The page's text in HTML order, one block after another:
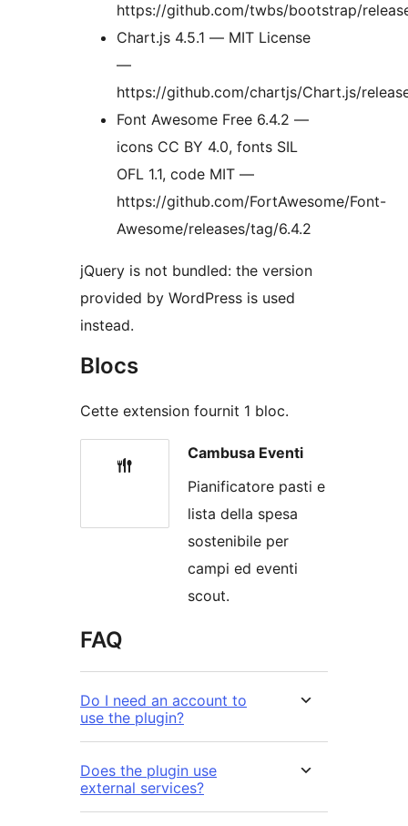
https://github.com/twbs/bootstrap/
Chart.js 4.5.1 — MIT License
—
https://github.com/chartjs/Chart.js/
Font Awesome Free 6.4.2 —
icons CC BY 4.0, fonts SIL
OFL 1.1, code MIT —
https://github.com/FortAwesome/Font-
Awesome/releases/tag/6.4.2
jQuery is not bundled: the version
provided by WordPress is used
instead.
Blocs
Cette extension fournit 1 bloc.
Cambusa Eventi
Pianificatore pasti e
lista della spesa
sostenibile per
campi ed eventi
scout.
FAQ
Do I need an account to
use the plugin?
Does the plugin use
external services?